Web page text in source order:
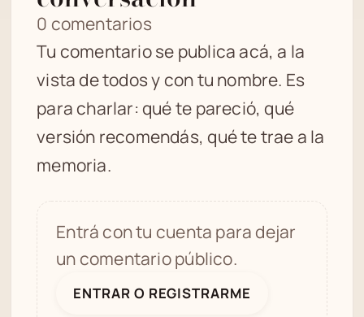
0 comentarios
Tu comentario se publica acá, a la
vista de todos y con tu nombre. Es
para charlar: qué te pareció, qué
versión recomendás, qué te trae a la
memoria.
Entrá con tu cuenta para dejar
un comentario público.
ENTRAR O REGISTRARME